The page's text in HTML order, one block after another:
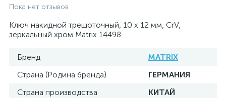
Пока нет отзывов
Ключ накидной трещоточный, 10 х 12 мм, CrV,
зеркальный хром Matrix 14498
Бренд
MATRIX
Страна (Родина бренда)
ГЕРМАНИЯ
Страна производства
КИТАЙ